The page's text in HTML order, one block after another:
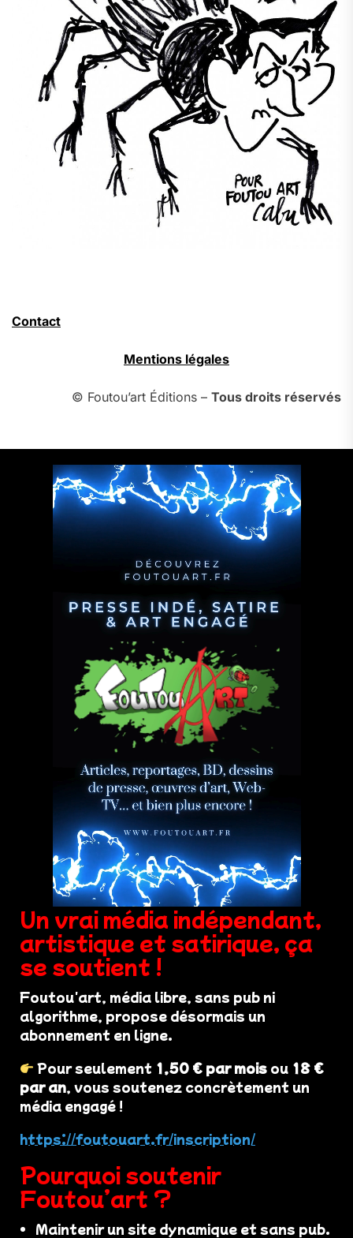
Contact
Mentions légales
© Foutou’art Éditions – Tous droits réservés
Un vrai média indépendant,
artistique et satirique, ça
se soutient !
Foutou'art, média libre, sans pub ni
algorithme, propose désormais un
abonnement en ligne.
Pour seulement 1,50 € par mois ou 18 €
par an, vous soutenez concrètement un
média engagé !
https://foutouart.fr/inscription/
Pourquoi soutenir
Foutou’art ?
Maintenir un site dynamique et sans pub.